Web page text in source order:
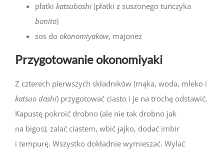
płatki katsuboshi (płatki z suszonego tuńczyka
bonito)
sos do okonomiyaków, majonez
Przygotowanie okonomiyaki
Z czterech pierwszych składników (mąka, woda, mleko i
katsuo dashi) przygotować ciasto i je na trochę odstawić.
Kapustę pokroić drobno (ale nie tak drobno jak
na bigos), zalać ciastem, wbić jajko, dodać imbir
i tempurę. Wszystko dokładnie wymieszać. Wylać